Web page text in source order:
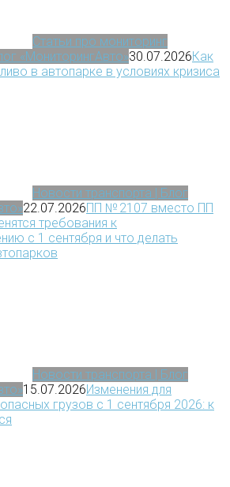
Статьи про мониторинг
«МониторингАвто»30.07.2026Как
в автопарке в условиях кризиса
Новости транспорта | Блог
22.07.2026ПП № 2107 вместо ПП
требования к
с 1 сентября и что делать
Новости транспорта | Блог
15.07.2026Изменения для
грузов с 1 сентября 2026: к